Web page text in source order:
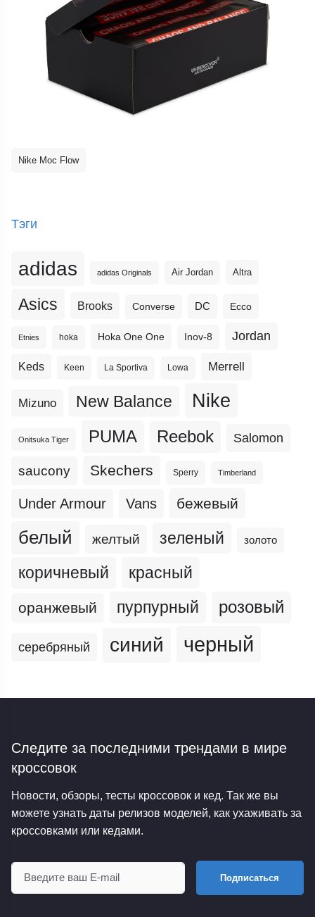
Nike Moc Flow
Тэги
adidas adidas Originals Air Jordan Altra
Asics Brooks Converse DC Ecco
Etnies hoka Hoka One One Inov-8 Jordan
Keds Keen La Sportiva Lowa Merrell
Mizuno New Balance Nike
Onitsuka Tiger PUMA Reebok Salomon
saucony Skechers Sperry Timberland
Under Armour Vans бежевый
белый желтый зеленый золото
коричневый красный
оранжевый пурпурный розовый
серебряный синий черный
Следите за последними трендами в мире
кроссовок
Новости, обзоры, тесты кроссовок и кед. Так же вы
можете узнать даты релизов моделей, как ухаживать за
кроссовками или кедами.
Подписаться